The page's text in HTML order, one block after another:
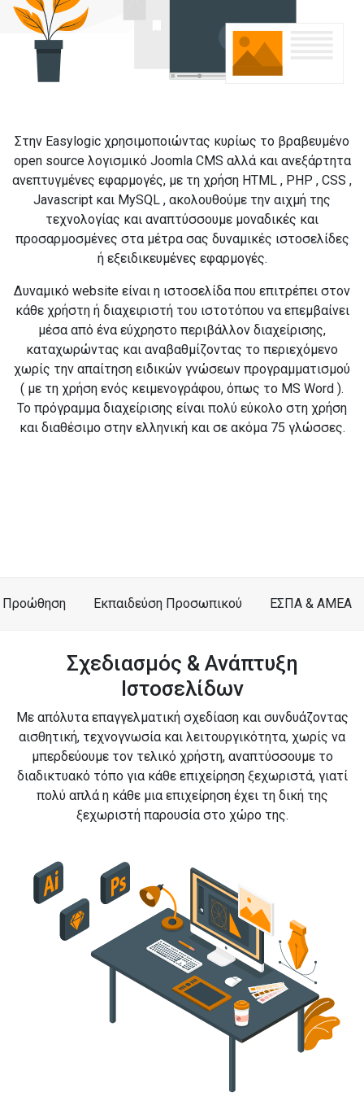
Στην Easylogic χρησιμοποιώντας κυρίως το βραβευμένο
open source λογισμικό Joomla CMS αλλά και ανεξάρτητα
ανεπτυγμένες εφαρμογές, με τη χρήση HTML , PHP , CSS ,
Javascript και MySQL , ακολουθούμε την αιχμή της
τεχνολογίας και αναπτύσσουμε μοναδικές και
προσαρμοσμένες στα μέτρα σας δυναμικές ιστοσελίδες
ή εξειδικευμένες εφαρμογές.
Δυναμικό website είναι η ιστοσελίδα που επιτρέπει στον
κάθε χρήστη ή διαχειριστή του ιστοτόπου να επεμβαίνει
μέσα από ένα εύχρηστο περιβάλλον διαχείρισης,
καταχωρώντας και αναβαθμίζοντας το περιεχόμενο
χωρίς την απαίτηση ειδικών γνώσεων προγραμματισμού
( με τη χρήση ενός κειμενογράφου, όπως το MS Word ).
Το πρόγραμμα διαχείρισης είναι πολύ εύκολο στη χρήση
και διαθέσιμο στην ελληνική και σε ακόμα 75 γλώσσες.
Προώθηση Εκπαιδεύση Προσωπικού ΕΣΠΑ & ΑΜΕΑ
Σχεδιασμός & Ανάπτυξη
Ιστοσελίδων
Με απόλυτα επαγγελματική σχεδίαση και συνδυάζοντας
αισθητική, τεχνογνωσία και λειτουργικότητα, χωρίς να
μπερδεύουμε τον τελικό χρήστη, αναπτύσσουμε το
διαδικτυακό τόπο για κάθε επιχείρηση ξεχωριστά, γιατί
πολύ απλά η κάθε μια επιχείρηση έχει τη δική της
ξεχωριστή παρουσία στο χώρο της.